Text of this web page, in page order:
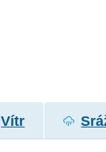
Vítr